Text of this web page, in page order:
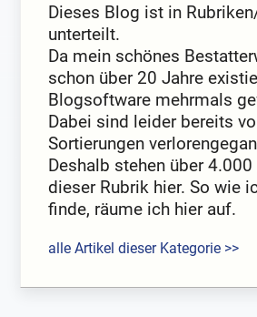
Dieses Blog ist in
unterteilt.
Da mein schönes
schon über 20 Jahre
Blogsoftware mehrmals
Dabei sind leider bereits
Sortierungen
Deshalb stehen über
dieser Rubrik hier. So wie
finde, räume ich hier auf.
alle Artikel dieser Kategorie >>